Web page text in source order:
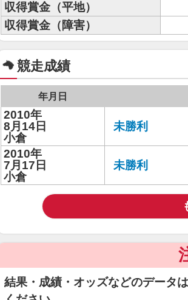
収得賞金（平地）
収得賞金（障害）
競走成績
年月日
2010年
8月14日
小倉
未勝利
2010年
7月17日
小倉
未勝利
結果・成績・オッズなどのデータ